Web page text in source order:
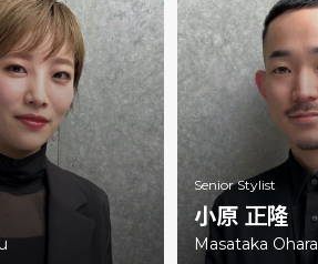
Senior Stylist
小原 正隆
Masataka Ohara